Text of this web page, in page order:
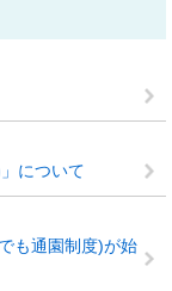
について
も通園制度)が始